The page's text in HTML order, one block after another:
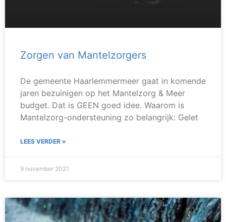
Zorgen van Mantelzorgers
De gemeente Haarlemmermeer gaat in komende
jaren bezuinigen op het Mantelzorg & Meer
budget. Dat is GEEN goed idee. Waarom is
Mantelzorg-ondersteuning zo belangrijk: Gelet
LEES VERDER »
9 november 2021